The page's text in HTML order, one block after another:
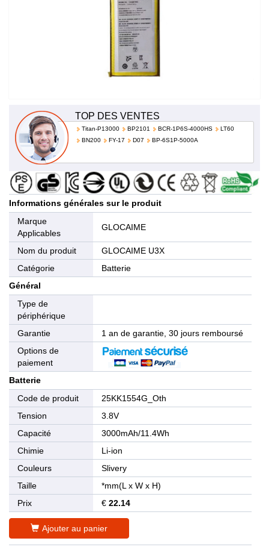
TOP DES VENTES
Titan-P13000 BP2101 BCR-1P6S-4000HS
LT60
BN200
FY-17 D07 BP-6S1P-5000A
Informations générales sur le produit
Marque
Applicables
GLOCAIME
Nom du produit
GLOCAIME U3X
Catégorie
Batterie
Général
Type de
périphérique
Garantie
1 an de garantie, 30 jours remboursé
Options de
paiement
Batterie
Code de produit
25KK1554G_Oth
Tension
3.8V
Capacité
3000mAh/11.4Wh
Chimie
Li-ion
Couleurs
Slivery
Taille
*mm(L x W x H)
Prix
€ 22.14
Ajouter au panier